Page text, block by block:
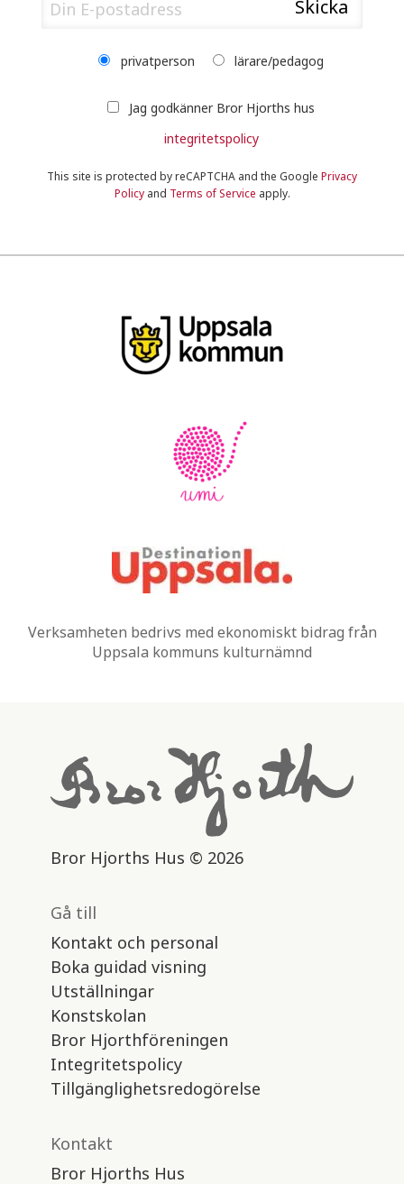
privatperson lärare/pedagog
Jag godkänner Bror Hjorths hus
integritetspolicy
This site is protected by reCAPTCHA and the Google Privacy
Policyand Terms of Service apply.
Verksamheten bedrivs med ekonomiskt bidrag från
Uppsala kommuns kulturnämnd
Bror Hjorths Hus © 2026
Gå till
Kontakt och personal
Boka guidad visning
Utställningar
Konstskolan
Bror Hjorthföreningen
Integritetspolicy
Tillgänglighetsredogörelse
Kontakt
Bror Hjorths Hus